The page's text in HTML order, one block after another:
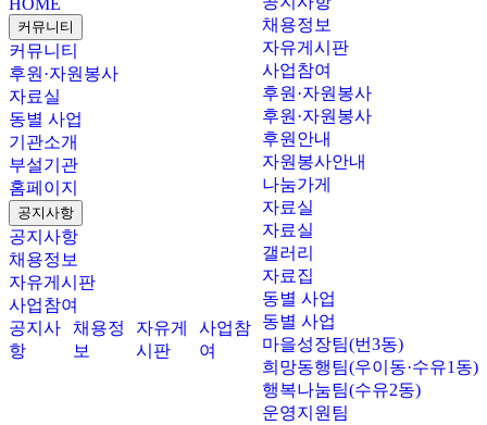
채용정보
자유게시판
사업참여
후원·자원봉사
후원·자원봉사
후원안내
자원봉사안내
나눔가게
자료실
자료실
갤러리
자료집
동별 사업
동별 사업
마을성장팀(번3동)
희망동행팀(우이동·수유1동)
행복나눔팀(수유2동)
운영지원팀
커뮤니티
커뮤니티
후원·자원봉사
자료실
동별 사업
기관소개
부설기관
홈페이지
공지사항
공지사항
채용정보
자유게시판
사업참여
공지사
항
채용정
보
자유게
시판
사업참
여